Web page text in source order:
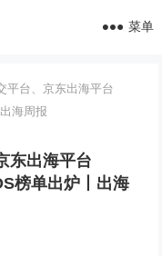
菜单
平台、京东出海平台
海周报
东出海平台
榜单出炉丨出海